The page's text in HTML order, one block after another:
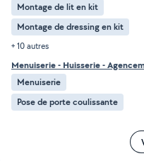
Montage de lit en kit
Montage de dressing en kit
+ 10 autres
Menuiserie - Huisserie -
Menuiserie
Pose de porte coulissante